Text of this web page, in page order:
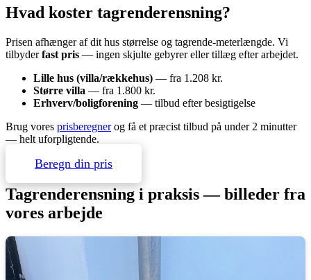
Hvad koster tagrenderensning?
Prisen afhænger af dit hus størrelse og tagrende-meterlængde. Vi
tilbyderfast pris — ingen skjulte gebyrer eller tillæg efter arbejdet.
Lille hus (villa/rækkehus) — fra 1.208 kr.
Større villa — fra 1.800 kr.
Erhverv/boligforening — tilbud efter besigtigelse
Brug vores prisberegnerog få et præcist tilbud på under 2 minutter
— helt uforpligtende.
Beregn din pris
Tagrenderensning i praksis — billeder fra
vores arbejde